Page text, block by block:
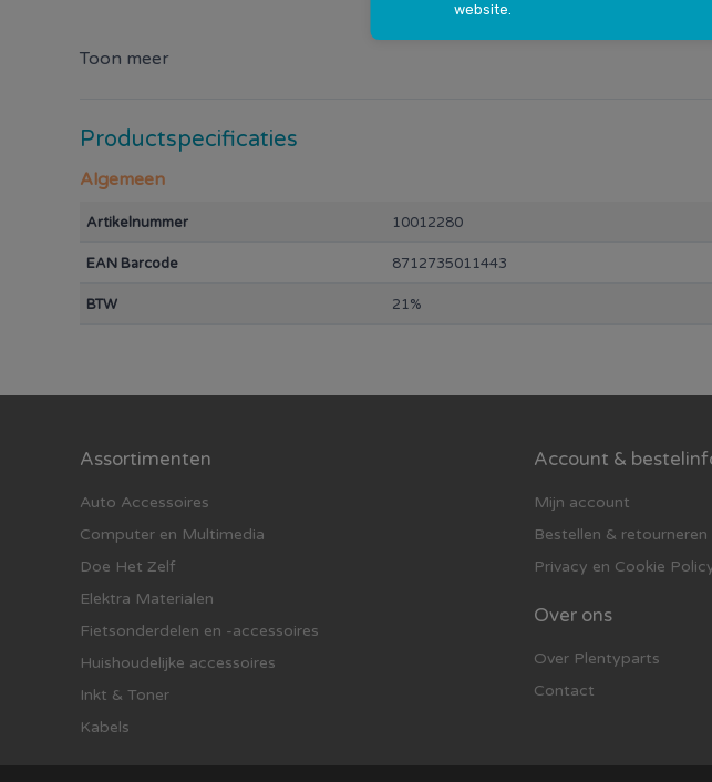
website.
Toon meer
Productspecificaties
Algemeen
Artikelnummer 10012280
EAN Barcode 8712735011443
BTW 21%
Assortimenten
Auto Accessoires
Computer en Multimedia
Doe Het Zelf
Elektra Materialen
Fietsonderdelen en -accessoires
Huishoudelijke accessoires
Inkt & Toner
Kabels
Account &
Mijn account
Bestellen & retourneren
Privacy en Cookie
Over ons
Over Plentyparts
Contact